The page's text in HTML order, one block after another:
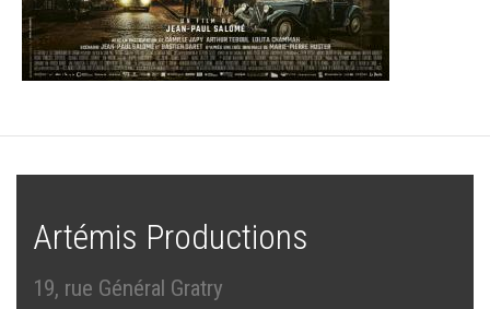
Artémis Productions
19, rue Général Gratry